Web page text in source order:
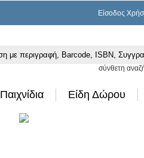
Είσοδος
σύνθετη
Παιχνίδια Είδη Δώρου